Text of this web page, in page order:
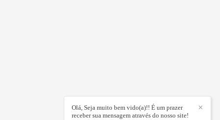
✕
Olá, Seja muito bem vido(a)!! É um prazer
receber sua mensagem através do nosso site!